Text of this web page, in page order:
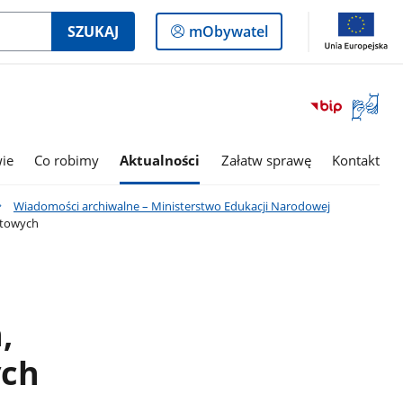
SZUKAJ
Logowanie
do
mObywatel
Otwórz
okno
Co robimy Aktualności Załatw sprawę Kontakt
Wiadomości archiwalne – Ministerstwo Edukacji Narodowej